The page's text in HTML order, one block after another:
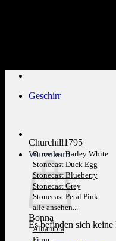
Warenkorb
Es befinden sich
Geschirr
Churchill1795
Stonecast Barley White
Stonecast Duck Egg
Stonecast Blueberry
Stonecast Grey
Stonecast Petal Pink
alle ansehen...
Bonna
Alhambra